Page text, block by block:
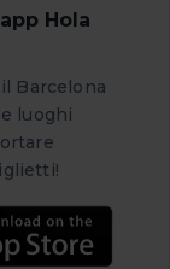
Hola
Barcelona
luoghi